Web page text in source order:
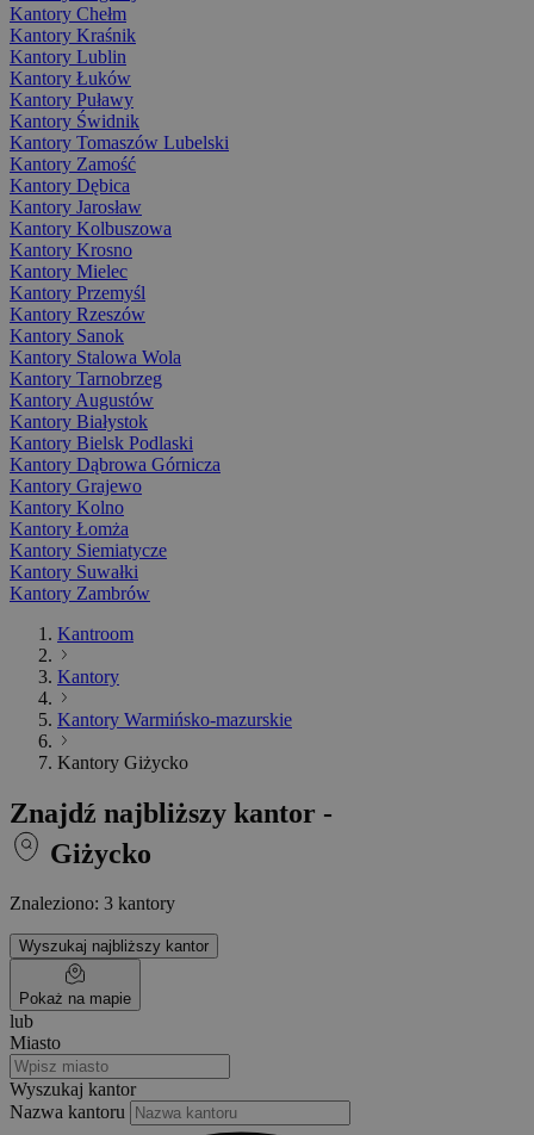
Kantory Chełm
Kantory Kraśnik
Kantory Lublin
Kantory Łuków
Kantory Puławy
Kantory Świdnik
Kantory Tomaszów Lubelski
Kantory Zamość
Kantory Dębica
Kantory Jarosław
Kantory Kolbuszowa
Kantory Krosno
Kantory Mielec
Kantory Przemyśl
Kantory Rzeszów
Kantory Sanok
Kantory Stalowa Wola
Kantory Tarnobrzeg
Kantory Augustów
Kantory Białystok
Kantory Bielsk Podlaski
Kantory Dąbrowa Górnicza
Kantory Grajewo
Kantory Kolno
Kantory Łomża
Kantory Siemiatycze
Kantory Suwałki
Kantory Zambrów
Kantroom
Kantory
Kantory Warmińsko-mazurskie
Kantory Giżycko
Znajdź najbliższy kantor -
Giżycko
Znaleziono: 3 kantory
Wyszukaj najbliższy kantor
Pokaż na mapie
lub
Miasto
Wyszukaj kantor
Nazwa kantoru